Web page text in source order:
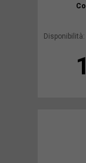
Disponibilità: